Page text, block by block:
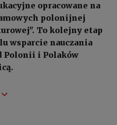
opracowane na
polonijnej
To kolejny etap
wsparcie nauczania
Polonii i Polaków